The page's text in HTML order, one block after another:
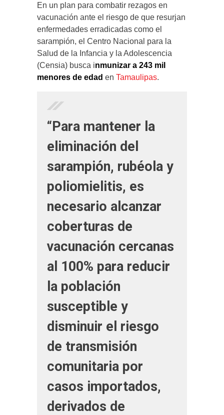
En un plan para combatir rezagos en
vacunación ante el riesgo de que resurjan
enfermedades erradicadas como el
sarampión, el Centro Nacional para la
Salud de la Infancia y la Adolescencia
(Censia) busca inmunizar a 243 mil
menores de edad en Tamaulipas.
“Para mantener la
eliminación del
sarampión, rubéola y
poliomielitis, es
necesario alcanzar
coberturas de
vacunación cercanas
al 100% para reducir
la población
susceptible y
disminuir el riesgo
de transmisión
comunitaria por
casos importados,
derivados de